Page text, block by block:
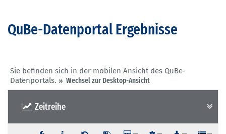
QuBe-Datenportal Ergebnisse
Sie befinden sich in der mobilen Ansicht des QuBe-
Datenportals.
Wechsel zur Desktop-Ansicht
Zeitreihe